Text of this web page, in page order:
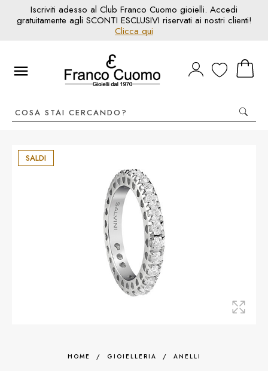
Iscriviti adesso al Club Franco Cuomo gioielli. Accedi
gratuitamente agli SCONTI ESCLUSIVI riservati ai nostri clienti!
Clicca qui
SALDI
HOME / GIOIELLERIA / ANELLI